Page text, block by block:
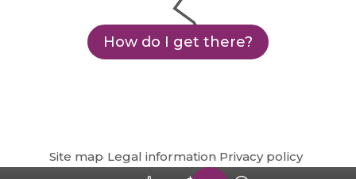
How do I get there?
Site map Legal information Privacy policy